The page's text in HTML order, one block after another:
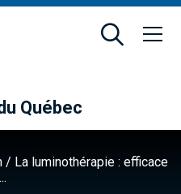
Québec
/ La luminothérapie : efficace